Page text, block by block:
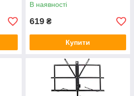
В наявності
619 ₴
Купити